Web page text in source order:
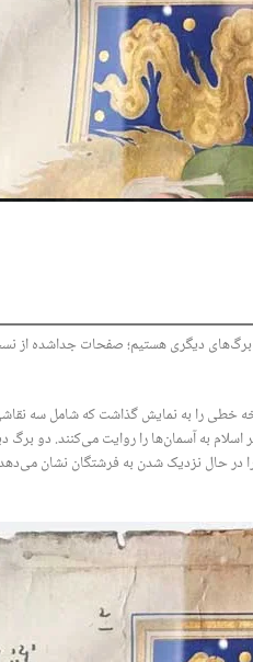
دیگری هستیم؛ صفحات جداشده از
نسخه خطی را به نمایش گذاشت که شامل سه
به آسمان‌ها را روایت می‌کنند. دو برگ
اسلام را در حال نزدیک شدن به فرشتگان